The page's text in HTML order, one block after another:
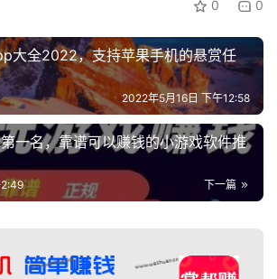
0 0
大全2022，支持苹果手机的悬赏任
2022年5月16日 下午12:58
一名，靠谱可以赚钱的小游戏软件推
下一篇